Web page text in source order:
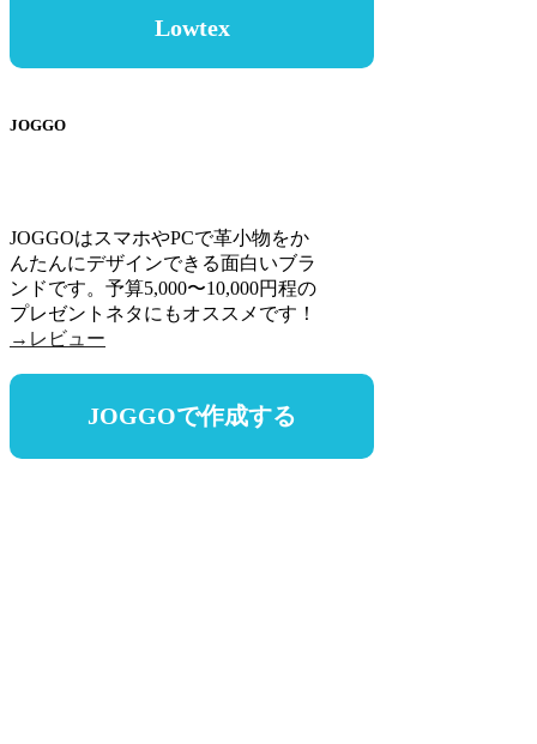
Lowtex
JOGGO
JOGGOはスマホやPCで革小物をか
んたんにデザインできる面白いブラ
ンドです。予算5,000〜10,000円程の
プレゼントネタにもオススメです！
→レビュー
JOGGOで作成する